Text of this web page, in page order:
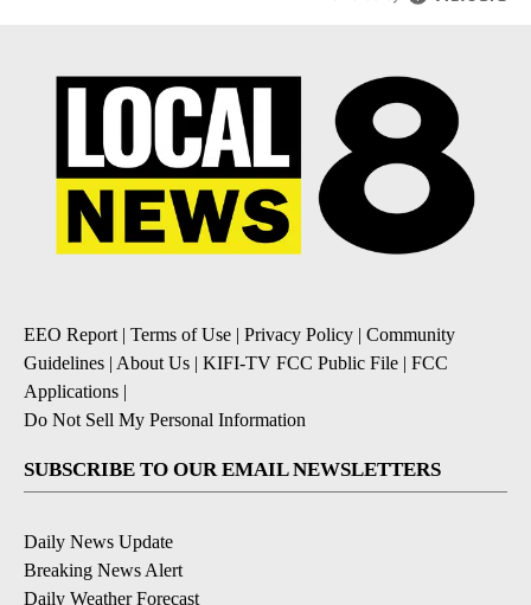
EEO Report| Terms of Use | Privacy Policy | Community
Guidelines | About Us | KIFI-TV FCC Public File | FCC
Applications |
Do Not Sell My Personal Information
SUBSCRIBE TO OUR EMAIL NEWSLETTERS
Daily News Update
Breaking News Alert
Daily Weather Forecast